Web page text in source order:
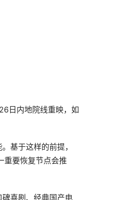
日内地院线重映，如
基于这样的前提，
重要恢复节点会推
喜剧、经典国产电